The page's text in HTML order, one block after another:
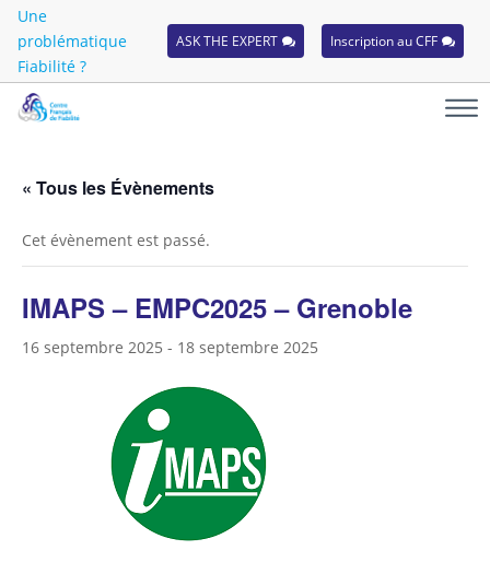
Une
problématique
Fiabilité ?
ASK THE EXPERT Inscription au CFF
« Tous les Évènements
Cet évènement est passé.
IMAPS – EMPC2025 – Grenoble
16 septembre 2025 - 18 septembre 2025